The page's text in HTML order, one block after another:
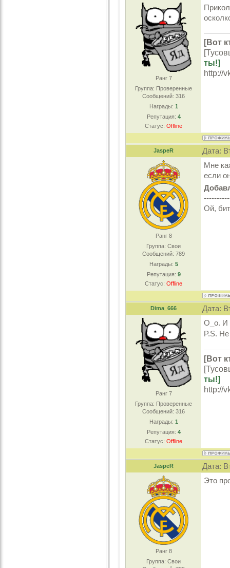
Ранг 7
Группа: Проверенные
Сообщений: 316
Награды: 1
Репутация: 4
Статус: Offline
[Вот
ты!]
http://
JaspeR Дата:
Ранг 8
Группа: Свои
Сообщений: 789
Награды: 5
Репутация: 9
Статус: Offline
Мне
если
Ой,
Dima_666 Дата:
Ранг 7
Группа: Проверенные
Сообщений: 316
Награды: 1
Репутация: 4
Статус: Offline
О_о. И
P.S.
[Вот
ты!]
http://
JaspeR Дата:
Ранг 8
Группа: Свои
Это